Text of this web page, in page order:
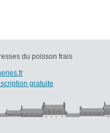
du poisson frais
gratuite